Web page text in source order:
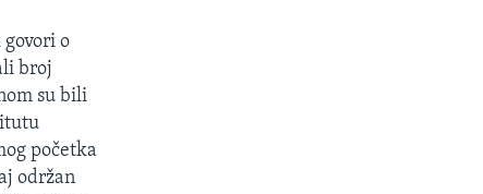
o
broj
su bili
početka
održan